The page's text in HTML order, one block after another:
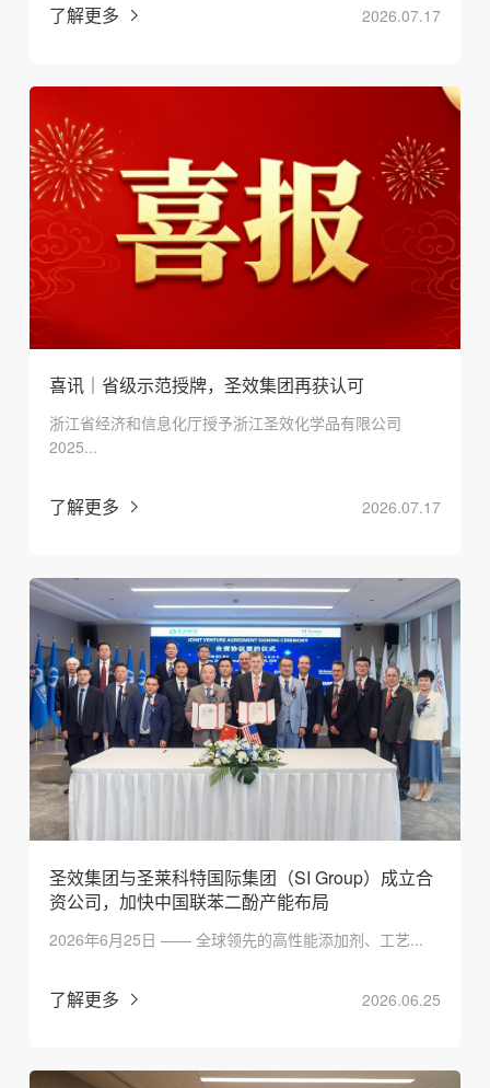
了解更多 2026.07.17
喜讯｜省级示范授牌，圣效集团再获认可
浙江省经济和信息化厅授予浙江圣效化学品有限公司
2025...
了解更多 2026.07.17
圣效集团与圣莱科特国际集团（SI Group）成立合
资公司，加快中国联苯二酚产能布局
2026年6月25日 —— 全球领先的高性能添加剂、工艺...
了解更多 2026.06.25